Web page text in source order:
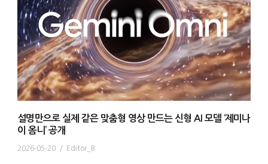
설명만으로 실제 같은 맞춤형 영상 만드는 신형 AI 모델 ‘제미나
이 옴니’ 공개
2026-05-20 / Editor_B